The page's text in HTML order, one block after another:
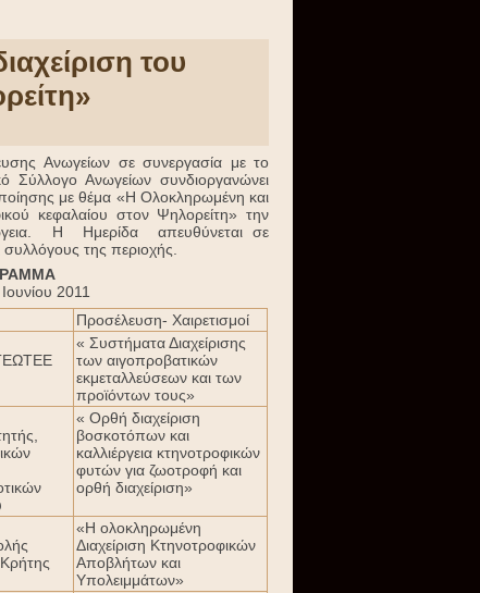
του
Aνωγείων σε συνεργασία με το
Σύλλογο Ανωγείων συνδιοργανώνει
με θέμα «Η Ολοκληρωμένη και
κεφαλαίου στον Ψηλορείτη» την
Η Ημερίδα απευθύνεται σε
της περιοχής.
2011
Προσέλευση- Χαιρετισμοί
« Συστήματα Διαχείρισης
των αιγοπροβατικών
εκμεταλλεύσεων και των
προϊόντων τους»
« Ορθή διαχείριση
βοσκοτόπων και
καλλιέργεια κτηνοτροφικών
φυτών για ζωοτροφή και
ορθή διαχείριση»
«Η ολοκληρωμένη
Διαχείριση Κτηνοτροφικών
Αποβλήτων και
Υπολειμμάτων»